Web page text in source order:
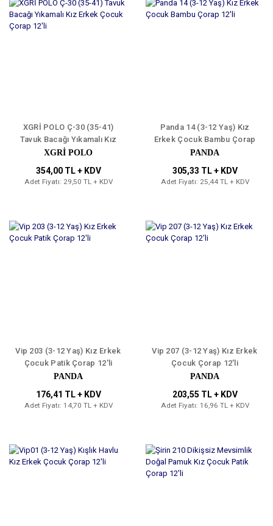
XGRİ POLO Ç-30 (35-41)
Tavuk Bacağı Yıkamalı Kız
Erkek Çocuk Çorap 12'li
XGRİ POLO
354,00 TL + KDV
Adet Fiyatı: 29,50 TL + KDV
Panda 14 (3-12 Yaş) Kız
Erkek Çocuk Bambu Çorap
12'li
PANDA
305,33 TL + KDV
Adet Fiyatı: 25,44 TL + KDV
Vip 203 (3-12 Yaş) Kız Erkek
Çocuk Patik Çorap 12'li
PANDA
176,41 TL + KDV
Adet Fiyatı: 14,70 TL + KDV
Vip 207 (3-12 Yaş) Kız Erkek
Çocuk Çorap 12'li
PANDA
203,55 TL + KDV
Adet Fiyatı: 16,96 TL + KDV